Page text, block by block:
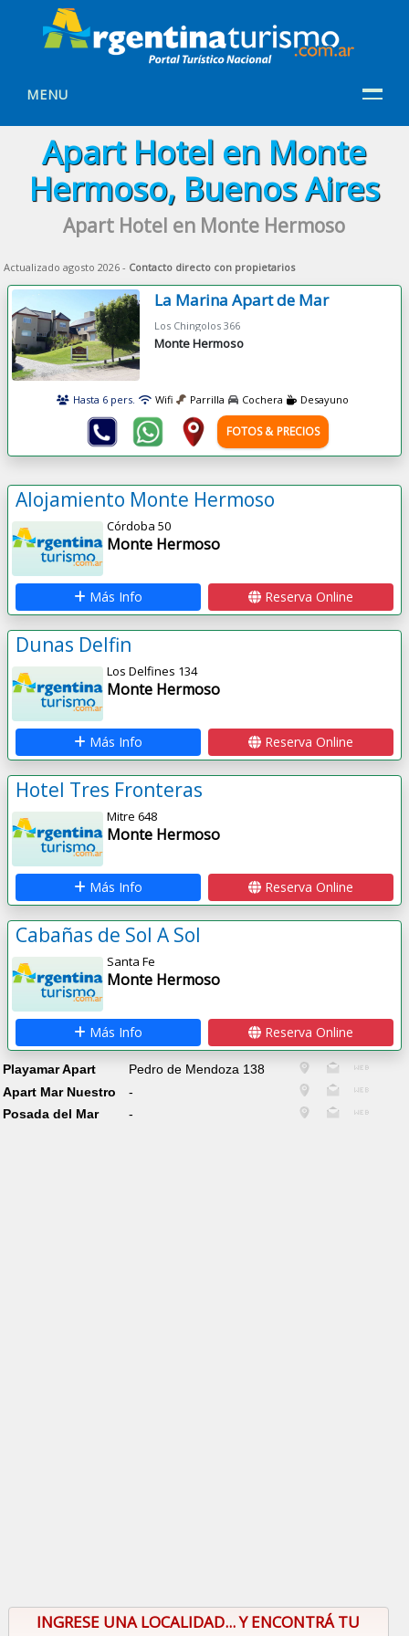
MENU
Apart Hotel en Monte
Hermoso, Buenos Aires
Apart Hotel en Monte Hermoso
Actualizado agosto 2026 - Contacto directo con propietarios
La Marina Apart de Mar
Los Chingolos 366
Monte Hermoso
Hasta 6 pers. Wifi Parrilla Cochera Desayuno
FOTOS & PRECIOS
Alojamiento Monte Hermoso
Córdoba 50
Monte Hermoso
Más Info Reserva Online
Dunas Delfin
Los Delfines 134
Monte Hermoso
Más Info Reserva Online
Hotel Tres Fronteras
Mitre 648
Monte Hermoso
Más Info Reserva Online
Cabañas de Sol A Sol
Santa Fe
Monte Hermoso
Más Info Reserva Online
Playamar Apart
Pedro de Mendoza 138
Apart Mar Nuestro
-
Posada del Mar
-
INGRESE UNA LOCALIDAD... Y ENCONTRÁ TU